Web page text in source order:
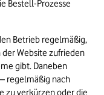
Bestell-Prozesse
Betrieb regelmäßig,
Website zufrieden
gibt. Daneben
regelmäßig nach
zu verkürzen oder die